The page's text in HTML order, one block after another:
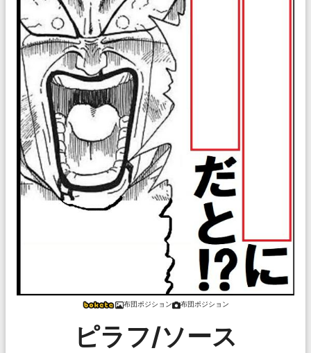
布団ポジション 布団ポジション
ピラフ/ソース